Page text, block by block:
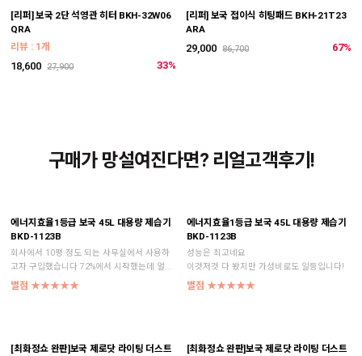
[리퍼] 보국 2단 석영관 히터 BKH-32W06
QRA
리뷰 : 1개
18,600 27,900 33%
[리퍼] 보국 접이식 히팅패드 BKH-21T23
ARA
29,000 86,700 67%
구매가 망설여진다면? 리얼고객후기!
에너지효율1등급 보국 45L 대용량 제습기
BKD-1123B
회사에서 10평 정도 되는 사무실에서 사용하
고자 구입했습니다 72%에서 시작했는데 얼...
별점 ★★★★★
에너지효율1등급 보국 45L 대용량 제습기
BKD-1123B
성능은 최고네요
이것저것 다 봤지만 가성비로도 일등입니다!
별점 ★★★★★
[최화정쇼 완판]보국 제로닷 라이팅 더스트
[최화정쇼 완판]보국 제로닷 라이팅 더스트